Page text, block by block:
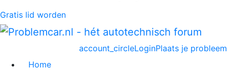
Gratis lid worden
Plaats je probleem
account_circleLogin
Home